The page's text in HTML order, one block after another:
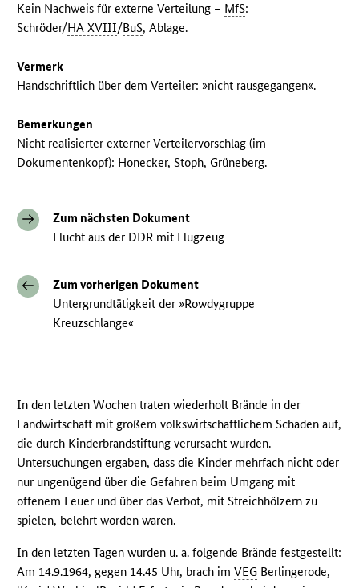
Kein Nachweis für externe Verteilung – MfS:
Schröder/HA XVIII/BuS, Ablage.
Vermerk
Handschriftlich über dem Verteiler: »nicht rausgegangen«.
Bemerkungen
Nicht realisierter externer Verteilervorschlag (im
Dokumentenkopf): Honecker, Stoph, Grüneberg.
Zum nächsten Dokument
Flucht aus der DDR mit Flugzeug
Zum vorherigen Dokument
Untergrundtätigkeit der »Rowdygruppe
Kreuzschlange«
In den letzten Wochen traten wiederholt Brände in der
Landwirtschaft mit großem volkswirtschaftlichem Schaden auf,
die durch Kinderbrandstiftung verursacht wurden.
Untersuchungen ergaben, dass die Kinder mehrfach nicht oder
nur ungenügend über die Gefahren beim Umgang mit
offenem Feuer und über das Verbot, mit Streichhölzern zu
spielen, belehrt worden waren.
In den letzten Tagen wurden u. a. folgende Brände festgestellt:
Am 14.9.1964, gegen 14.45 Uhr, brach imVEG Berlingerode,